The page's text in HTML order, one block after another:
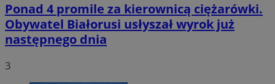
Ponad 4 promile za kierownicą ciężarówki.
Obywatel Białorusi usłyszał wyrok już
następnego dnia
3